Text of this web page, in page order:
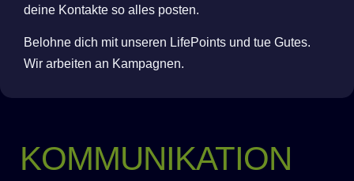
deine Kontakte so alles posten.
Belohne dich mit unseren LifePoints und tue Gutes.
Wir arbeiten an Kampagnen.
KOMMUNIKATION